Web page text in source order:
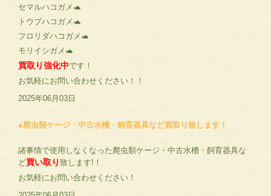
セマルハコガメ🐢
トウブハコガメ🐢
フロリダハコガメ🐢
モリイシガメ🐢
買取り強化中です！
お気軽にお問い合わせください！！
2025年06月03日
●爬虫類ケージ・中古水槽・飼育器具など買取り致します！
諸事情で使用しなくなった爬虫類ケージ・中古水槽・飼育器具な
ど買い取り 致します!！
お気軽にお問い合わせください！